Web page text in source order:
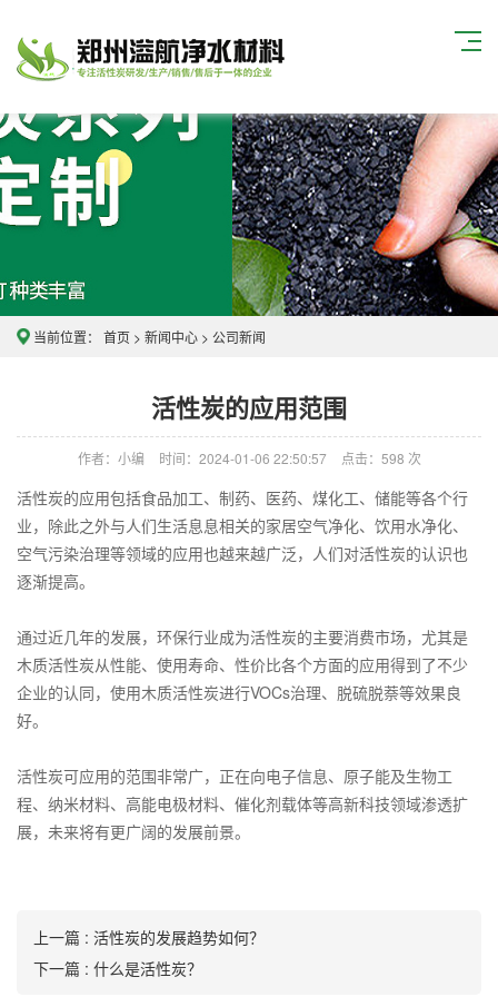
当前位置： 首页 > 新闻中心 > 公司新闻
活性炭的应用范围
作者：小编 时间：2024-01-06 22:50:57 点击： 598 次
活性炭的应用包括食品加工、制药、医药、煤化工、储能等各个行
业，除此之外与人们生活息息相关的家居空气净化、饮用水净化、
空气污染治理等领域的应用也越来越广泛，人们对活性炭的认识也
逐渐提高。
通过近几年的发展，环保行业成为活性炭的主要消费市场，尤其是
木质活性炭从性能、使用寿命、性价比各个方面的应用得到了不少
企业的认同，使用木质活性炭进行VOCs治理、脱硫脱萘等效果良
好。
活性炭可应用的范围非常广，正在向电子信息、原子能及生物工
程、纳米材料、高能电极材料、催化剂载体等高新科技领域渗透扩
展，未来将有更广阔的发展前景。
上一篇 : 活性炭的发展趋势如何？
下一篇 : 什么是活性炭？